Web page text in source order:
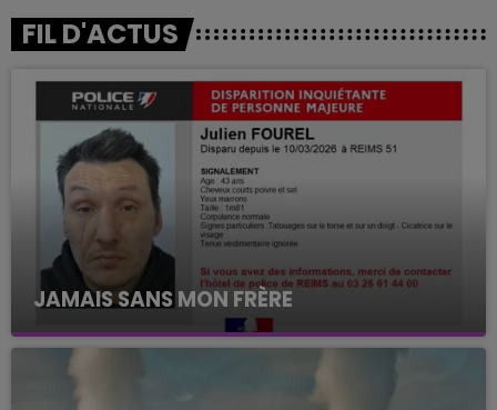
FIL D'ACTUS
JAMAIS SANS MON FRÈRE
Julien Fourel n'a plus donné signé de vie depuis 5
mois. Sa sœur poursuit ses recherches pour le
retrouver.